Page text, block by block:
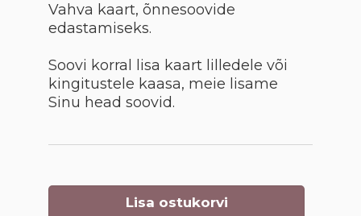
Vahva kaart, õnnesoovide
edastamiseks.
Soovi korral lisa kaart lilledele või
kingitustele kaasa, meie lisame
Sinu head soovid.
Lisa ostukorvi